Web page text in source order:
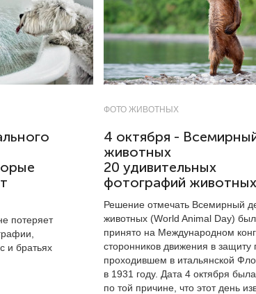
потеряет
и братьях
ФОТО ЖИВОТНЫХ
4 октября -
животных
20 удивительных
фотографий животных
Решение отмечать Всемирный
животных (World Animal Day)
принято на Международном
сторонников движения в
проходившем в итальянской
в 1931 году. Дата 4 октября
по той причине, что этот день